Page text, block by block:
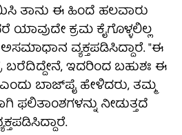
ತಾನು ಈ ಹಿಂದೆ ಹಲವಾರು
ಯಾವುದೇ ಕ್ರಮ ಕೈಗೊಳ್ಳಲಿಲ್ಲ
ವ್ಯಕ್ತಪಡಿಸಿದ್ದಾರೆ. "ಈ
ಬರೆದಿದ್ದೇನೆ, ಇದರಿಂದ ಬಹುಶಃ ಈ
ಎಂದು ಬಾಜ್‌ಪೈ ಹೇಳಿದರು, ತಮ್ಮ
ನೀಡುತ್ತದೆ